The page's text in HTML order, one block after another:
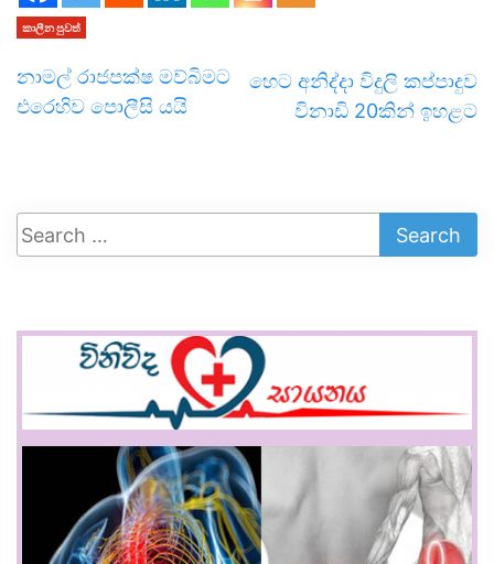
කාලීන පුවත්
නාමල් රාජපක්ෂ මව්බිමට
එරෙහිව පොලීසි යයි
හෙට අනිද්දා විදුලි කප්පාදුව
විනාඩි 20කින් ඉහළට